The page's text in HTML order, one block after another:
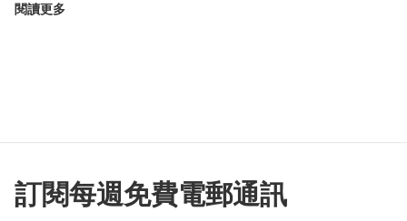
閱讀更多
訂閱每週免費電郵通訊